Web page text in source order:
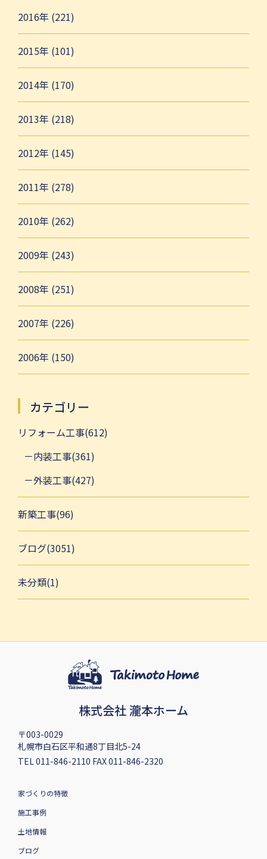
2016年 (221)
2015年 (101)
2014年 (170)
2013年 (218)
2012年 (145)
2011年 (278)
2010年 (262)
2009年 (243)
2008年 (251)
2007年 (226)
2006年 (150)
カテゴリー
リフォーム工事(612)
内装工事(361)
外装工事(427)
新築工事(96)
ブログ(3051)
未分類(1)
株式会社 瀧本ホーム
〒003-0029
札幌市白石区平和通8丁目北5-24
TEL 011-846-2110 FAX 011-846-2320
家づくりの特徴
施工事例
土地情報
ブログ